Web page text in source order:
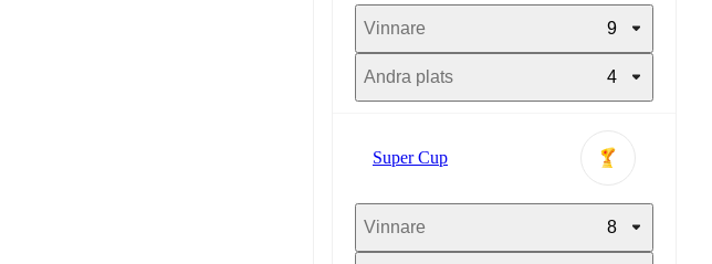
Vinnare 9
Andra plats 4
Super Cup
Vinnare 8